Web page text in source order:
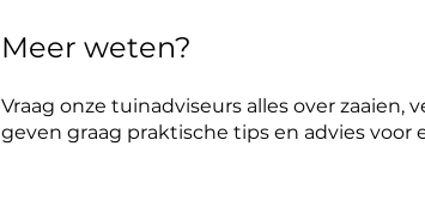
Meer weten?
Vraag onze tuinadviseurs alles over zaaien,
geven graag praktische tips en advies voor